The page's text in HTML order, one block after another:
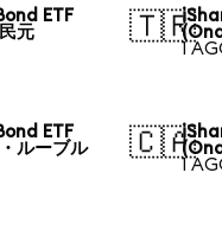
ETF
元
🇹🇷
1
ETF
ルーブル
🇨🇦
1